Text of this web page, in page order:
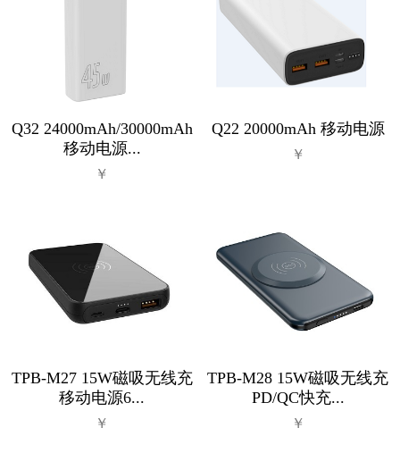
Q32 24000mAh/30000mAh
移动电源...
￥
Q22 20000mAh 移动电源
￥
TPB-M27 15W磁吸无线充
移动电源6...
￥
TPB-M28 15W磁吸无线充
PD/QC快充...
￥